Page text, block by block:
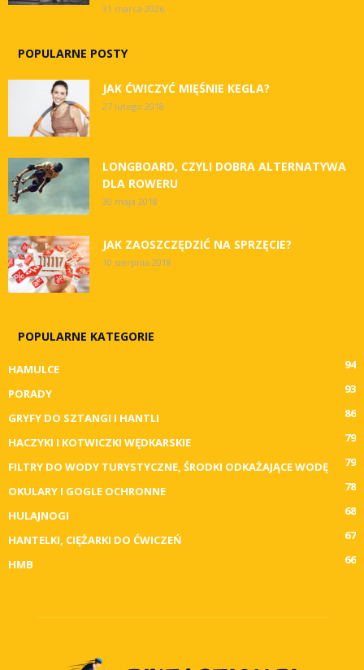
31 marca 2026
POPULARNE POSTY
JAK ĆWICZYĆ MIĘŚNIE KEGLA?
27 lutego 2018
LONGBOARD, CZYLI DOBRA ALTERNATYWA
DLA ROWERU
30 maja 2018
JAK ZAOSZCZĘDZIĆ NA SPRZĘCIE?
10 sierpnia 2018
POPULARNE KATEGORIE
HAMULCE
94
PORADY
93
GRYFY DO SZTANGI I HANTLI
86
HACZYKI I KOTWICZKI WĘDKARSKIE
79
FILTRY DO WODY TURYSTYCZNE, ŚRODKI ODKAŻAJĄCE WODĘ
79
OKULARY I GOGLE OCHRONNE
78
HULAJNOGI
68
HANTELKI, CIĘŻARKI DO ĆWICZEŃ
67
HMB
66